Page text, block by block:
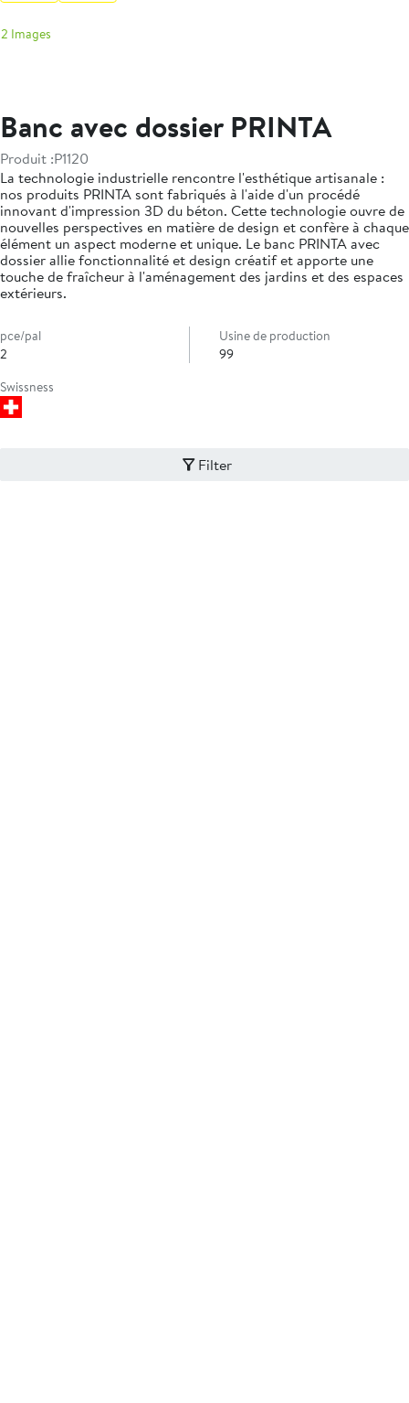
2 Images
Banc avec dossier PRINTA
Produit :P1120
La technologie industrielle rencontre l'esthétique artisanale :
nos produits PRINTA sont fabriqués à l'aide d'un procédé
innovant d'impression 3D du béton. Cette technologie ouvre de
nouvelles perspectives en matière de design et confère à chaque
élément un aspect moderne et unique. Le banc PRINTA avec
dossier allie fonctionnalité et design créatif et apporte une
touche de fraîcheur à l'aménagement des jardins et des espaces
extérieurs.
pce/pal
2
Usine de production
99
Swissness
Filter